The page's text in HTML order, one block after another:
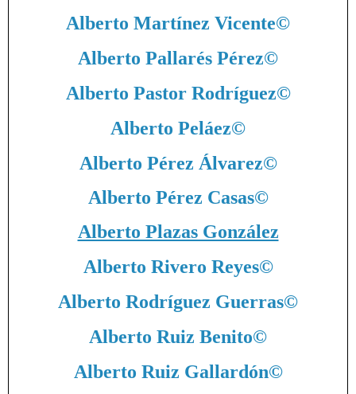
Alberto Martínez Vicente©
Alberto Pallarés Pérez©
Alberto Pastor Rodríguez©
Alberto Peláez©
Alberto Pérez Álvarez©
Alberto Pérez Casas©
Alberto Plazas González
Alberto Rivero Reyes©
Alberto Rodríguez Guerras©
Alberto Ruiz Benito©
Alberto Ruiz Gallardón©